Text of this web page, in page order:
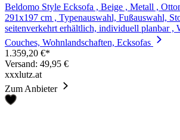
Beldomo Style Ecksofa , Beige , Metall ,
291x197 cm , Typenauswahl, Fußauswahl,
seitenverkehrt erhältlich, individuell planbar ,
Couches, Wohnlandschaften, Ecksofas
1.359,20 €*
Versand: 49,95 €
xxxlutz.at
Zum Anbieter